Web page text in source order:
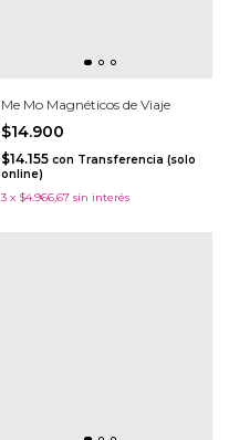
Me Mo Magnéticos de Viaje
$14.900
$14.155 con Transferencia (solo
online)
3 x $4.966,67 sin interés